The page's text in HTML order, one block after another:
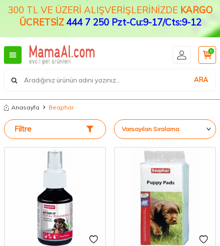
300 TL VE ÜZERİ ALIŞVERİŞLERİNİZDE KARGO
ÜCRETSİZ444 7 250 Pzt-Cu:9-17/Cts:9-12
ARA
0
Anasayfa Beaphar
Filtre